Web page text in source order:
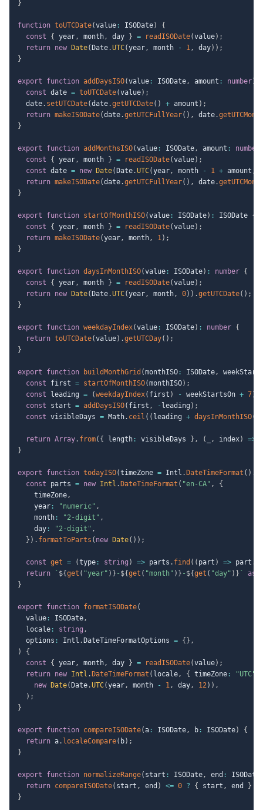
}
function toUTCDate(value : ISODate)
{
const
{ year, month, day } = readISODate(value) ;
return new Date( Date.UTC(year, month - 1, day) ) ;
}
export function addDaysISO(value : ISODate, amount : number)
const date = toUTCDate(value) ;
  date
. setUTCDate(date.getUTCDate( ) + amount ) ;
return makeISODate(date.getUTCFullYear( ) , date.
}
export function addMonthsISO(value : ISODate, amount : number
const
{ year, month } = readISODate(value) ;
const date = new Date( Date.UTC(year, month - 1 + amount ,
return makeISODate(date.getUTCFullYear( ) , date.
}
export function startOfMonthISO(value : ISODate) : ISODate {
const
{ year, month } = readISODate(value) ;
return makeISODate(year, month, 1) ;
}
export function daysInMonthISO(value : ISODate) : number {
const
{ year, month } = readISODate(value) ;
return new Date( Date.UTC(year, month, 0) ) .getUTCDate( ) ;
}
export function weekdayIndex(value : ISODate) : number {
return toUTCDate(value) .getUTCDay( ) ;
}
export function buildMonthGrid (monthISO : ISODate,
const first = startOfMonthISO(monthISO) ;
const leading = (weekdayIndex( first ) - weekStartsOn + 7)
const start = addDaysISO( first , - leading ) ;
const visibleDays = Math. ceil ( ( leading + daysInMonthISO(
return Array. from( { length : visibleDays } , ( , index) =>
}
export function todayISO(timeZone = Intl . DateTimeFormat ( ) .
const parts = new Intl . DateTimeFormat ( "en-CA" ,
{
    timeZone
,
    year
: "numeric" ,
    month
: "2-digit" ,
    day
: "2-digit" ,
} ) . formatToParts ( new Date( ) ) ;
const get = (type : string ) => parts . find ( ( part ) => part .
return
` ${get ( "year" ) } - ${get ( "month" ) } - ${get ( "day" ) } ` as
}
export function formatISODate(
  value
: ISODate,
  locale
: string ,
  options
: Intl . DateTimeFormatOptions = { } ,
)
{
const
{ year, month, day } = readISODate(value) ;
return new Intl . DateTimeFormat ( locale, { timeZone : "UTC"
new
Date( Date.UTC(year, month - 1, day, 12) ) ,
) ;
}
export function compareISODate(a : ISODate, b : ISODate)
{
return a. localeCompare( b) ;
}
export function normalizeRange( start : ISODate, end : ISODate
return compareISODate( start , end ) <= 0 ? { start , end }
}